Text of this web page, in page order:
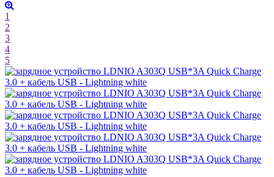
1
2
3
4
5